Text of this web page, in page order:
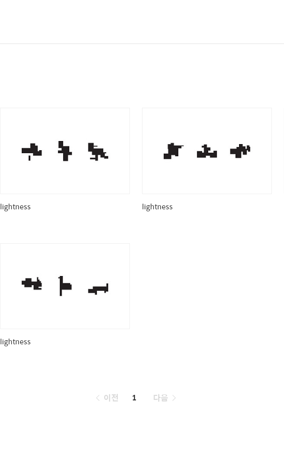
lightness lightness
lightness
페
이전 1 다음